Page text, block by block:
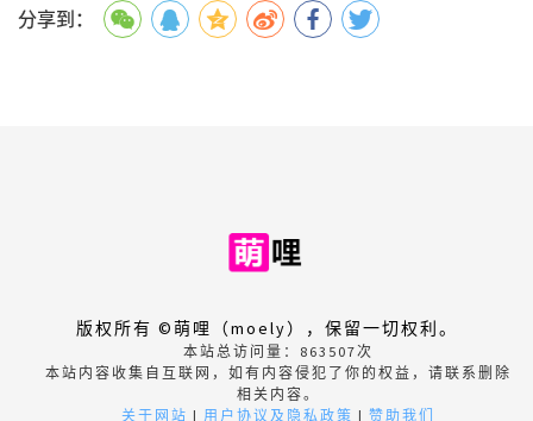
分享到：
版权所有 ©萌哩（moely），保留一切权利。
本站总访问量： 863507次
本站内容收集自互联网，如有内容侵犯了你的权益，请联系删除
相关内容。
关于网站 | 用户协议及隐私政策 | 赞助我们